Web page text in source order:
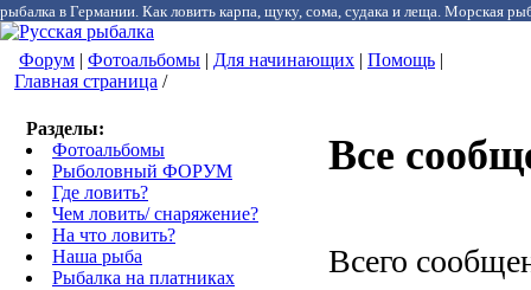
рыбалка в Германии. Как ловить карпа, щуку, сома, судака и леща. Морская
Форум | Фотоальбомы | Для начинающих | Помощь |
Главная страница /
Разделы:
Фотоальбомы
Рыболовный ФОРУМ
Где ловить?
Чем ловить/ снаряжение?
На что ловить?
Наша рыба
Рыбалка на платниках
Все
Всего